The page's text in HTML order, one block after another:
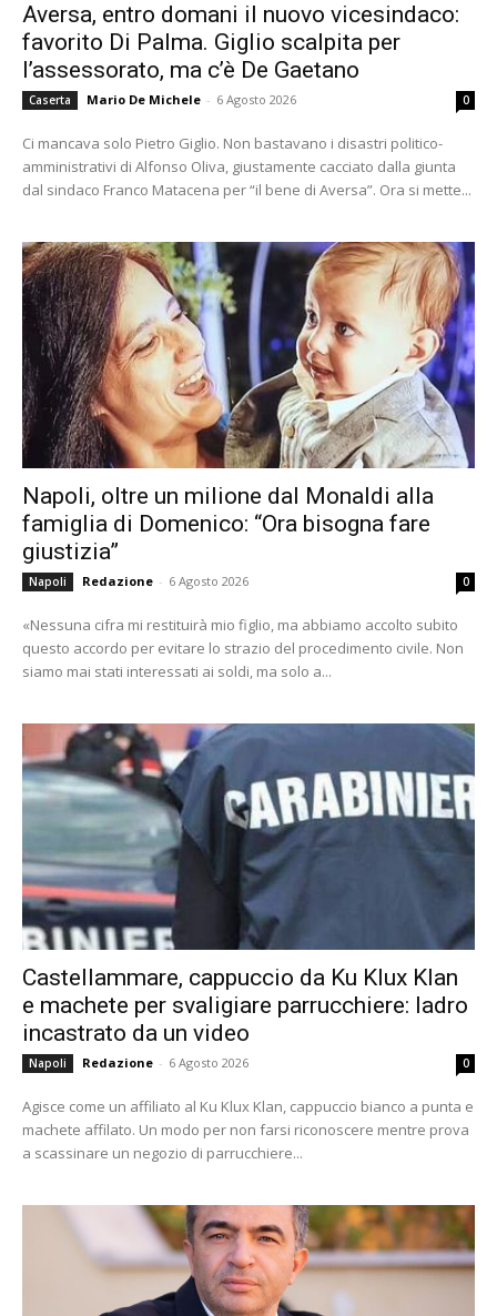
Aversa, entro domani il nuovo vicesindaco:
favorito Di Palma. Giglio scalpita per
l’assessorato, ma c’è De Gaetano
Caserta Mario De Michele - 6 Agosto 2026 0
Ci mancava solo Pietro Giglio. Non bastavano i disastri politico-
amministrativi di Alfonso Oliva, giustamente cacciato dalla giunta
dal sindaco Franco Matacena per “il bene di Aversa”. Ora si mette...
Napoli, oltre un milione dal Monaldi alla
famiglia di Domenico: “Ora bisogna fare
giustizia”
Napoli Redazione - 6 Agosto 2026 0
«Nessuna cifra mi restituirà mio figlio, ma abbiamo accolto subito
questo accordo per evitare lo strazio del procedimento civile. Non
siamo mai stati interessati ai soldi, ma solo a...
Castellammare, cappuccio da Ku Klux Klan
e machete per svaligiare parrucchiere: ladro
incastrato da un video
Napoli Redazione - 6 Agosto 2026 0
Agisce come un affiliato al Ku Klux Klan, cappuccio bianco a punta e
machete affilato. Un modo per non farsi riconoscere mentre prova
a scassinare un negozio di parrucchiere...